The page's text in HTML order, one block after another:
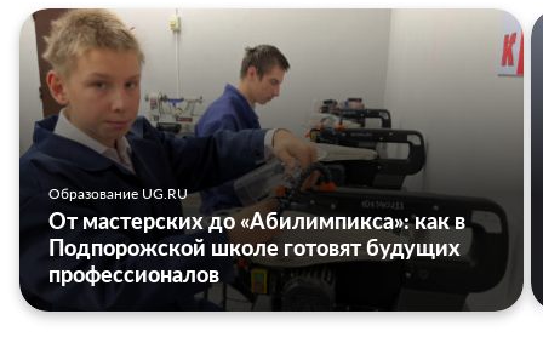
Образование UG.RU
От мастерских до «Абилимпикса»: как в
Подпорожской школе готовят будущих
профессионалов